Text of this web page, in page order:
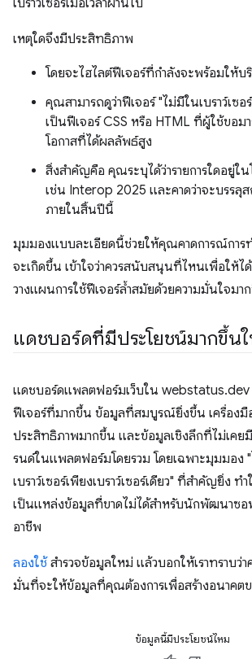
เหตุใดจึงมีประสิทธิภาพ
โดยจะไฮไลต์ฟีเจอร์ที่กําลังจะพร้อมให้บ
คุณสามารถดูว่าฟีเจอร์ "ไม่มีในเบราว์เซอ
เป็นฟีเจอร์ CSS หรือ HTML ที่ผู้ใช้ขอ
โอกาสที่ได้ผลลัพธ์สูง
สิ่งสำคัญคือ คุณระบุได้ว่ารายการใดอยู่ใน
เช่น Interop 2025 และคาดว่าจะบรรลุ
ภายในสิ้นปีนี้
มุมมองแบบละเอียดนี้ช่วยให้คุณคาดการณ์การ
จะเกิดขึ้น เข้าใจว่าควรสนับสนุนที่ไหนเพื่อให้
วางแผนการใช้ฟีเจอร์ล้ำสมัยด้วยความมั่นใจมา
แดชบอร์ดที่มีประโยชน์มากขึ้น
แดชบอร์ดแพลตฟอร์มเว็บใน webstatus.dev
ฟีเจอร์ที่มากขึ้น ข้อมูลที่สมบูรณ์ยิ่งขึ้น เครื่อง
ประสิทธิภาพมากขึ้น และข้อมูลเชิงลึกที่ไม่เคย
รนด์ในแพลตฟอร์มโดยรวม โดยเฉพาะมุมมอง
เบราว์เซอร์เพียงเบราว์เซอร์เดียว" ที่สำคัญยิ่ง ท
เป็นแหล่งข้อมูลที่ขาดไม่ได้สำหรับนักพัฒนาซอ
อาชีพ
ลองใช้สำรวจข้อมูลใหม่ แล้วบอกให้เราทราบว่า
มั่นที่จะให้ข้อมูลที่คุณต้องการเพื่อสร้างอนาคตข
ข้อมูลนี้มีประโยชน์ไหม